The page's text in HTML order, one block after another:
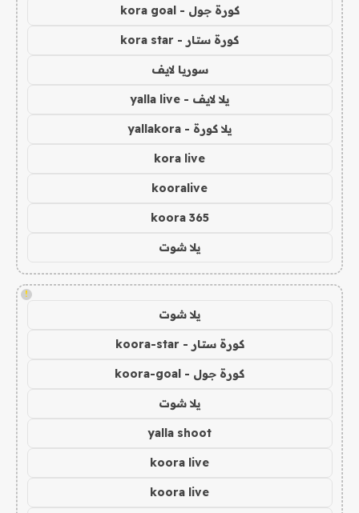
كورة جول - kora goal
كورة ستار - kora star
سوريا لايف
يلا لايف - yalla live
يلا كورة - yallakora
kora live
kooralive
koora 365
يلا شوت
!
يلا شوت
كورة ستار - koora-star
كورة جول - koora-goal
يلا شوت
yalla shoot
koora live
koora live